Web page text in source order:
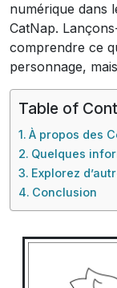
numérique dans
CatNap.
comprendre ce
personnage,
Table of
À propos des
Quelques
Explorez
Conclusion